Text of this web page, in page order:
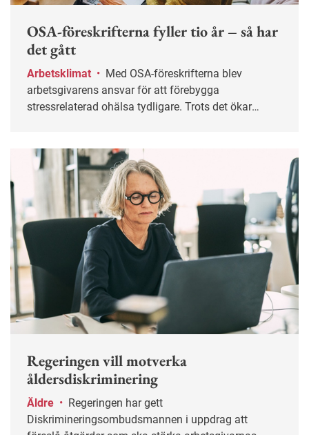
OSA-föreskrifterna fyller tio år – så har
det gått
Arbetsklimat •
arbetsgivarens ansvar för att förebygga
stressrelaterad ohälsa tydligare. Trots det ökar
Regeringen vill motverka
åldersdiskriminering
Äldre •
Diskrimineringsombudsmannen i uppdrag att